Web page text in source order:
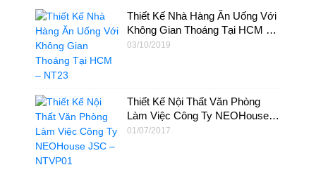
Thiết Kế Nhà Hàng Ăn Uống Với
Không Gian Thoáng Tại HCM –
NT23
03/10/2019
Thiết Kế Nội Thất Văn Phòng
Làm Việc Công Ty NEOHouse
JSC – NTVP01
01/07/2017